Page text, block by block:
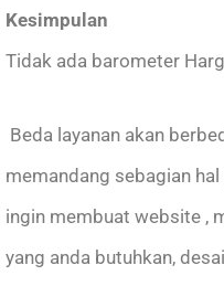
Kesimpulan
Tidak ada barometer
Beda layanan akan
memandang sebagian
ingin membuat website ,
yang anda butuhkan,